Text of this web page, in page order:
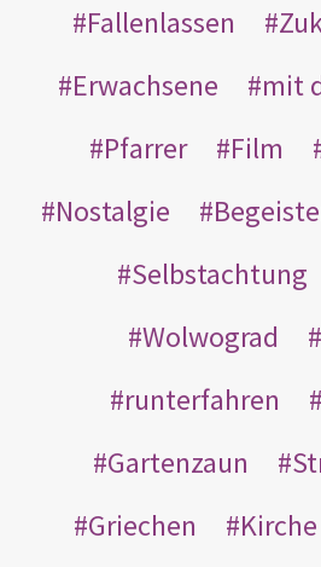
Fallenlassen
Erwachsene
mit
Pfarrer
Film
Nostalgie
Selbstachtung
Wolwograd
runterfahren
Gartenzaun
Griechen
Kirche